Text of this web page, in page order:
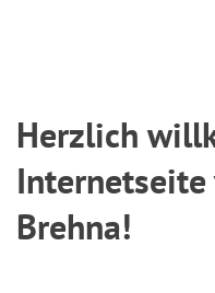
Herzlich
Internetseite
Brehna!